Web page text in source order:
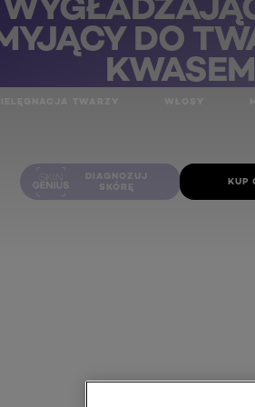
DO
KWASEM
DIAGNOZUJ
SKÓRĘ
KUP
do twarzy z kwasem hialuronowym